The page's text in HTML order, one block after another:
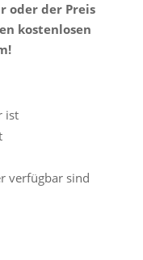
oder der Preis
kostenlosen
ist
verfügbar sind